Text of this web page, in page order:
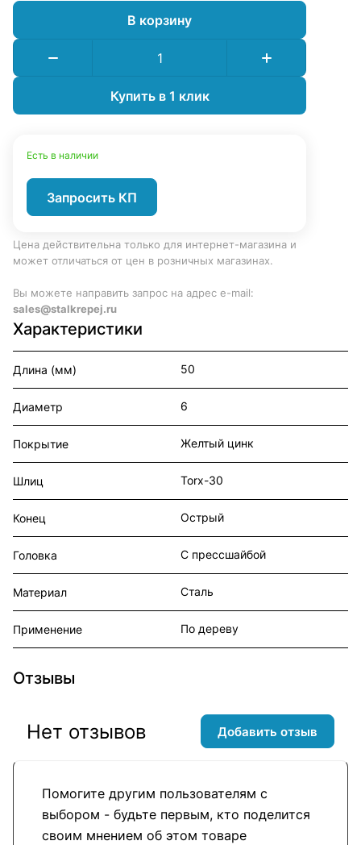
В корзину
Купить в 1 клик
Есть в наличии
Запросить КП
Цена действительна только для интернет-магазина и
может отличаться от цен в розничных магазинах.
Вы можете направить запрос на адрес e-mail:
sales@stalkrepej.ru
Характеристики
Длина (мм) 50
Диаметр 6
Покрытие Желтый цинк
Шлиц Torx-30
Конец Острый
Головка С прессшайбой
Материал Сталь
Применение По дереву
Отзывы
Помогите другим пользователям с
выбором - будьте первым, кто поделится
своим мнением об этом товаре
Нет отзывов Добавить отзыв